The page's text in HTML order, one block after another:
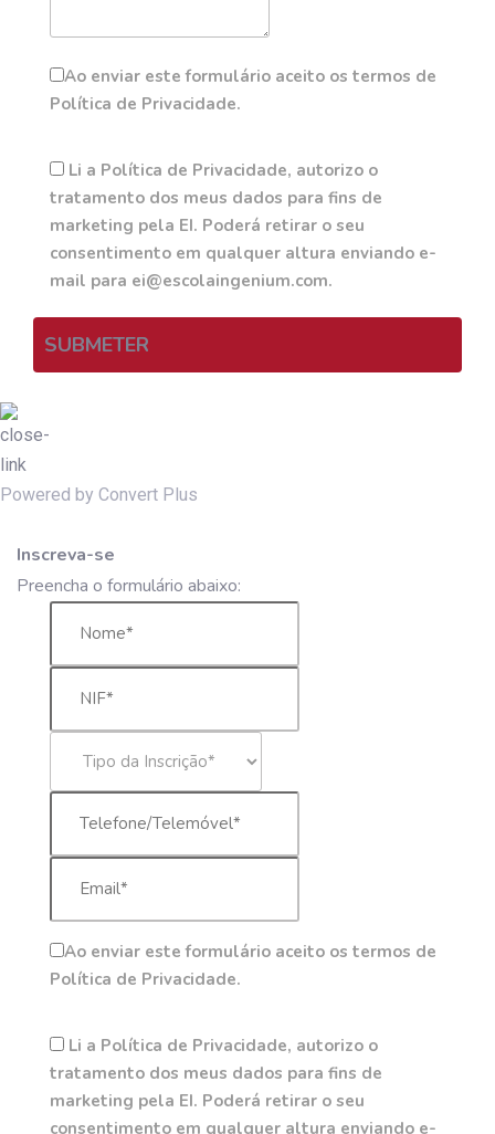
Ao enviar este formulário aceito os termos de
Política de Privacidade.
Li a Política de Privacidade, autorizo o
tratamento dos meus dados para fins de
marketing pela EI. Poderá retirar o seu
consentimento em qualquer altura enviando e-
mail para ei@escolaingenium.com.
SUBMETER
Powered by Convert Plus
Inscreva-se
Preencha o formulário abaixo:
Ao enviar este formulário aceito os termos de
Política de Privacidade.
Li a Política de Privacidade, autorizo o
tratamento dos meus dados para fins de
marketing pela EI. Poderá retirar o seu
consentimento em qualquer altura enviando e-